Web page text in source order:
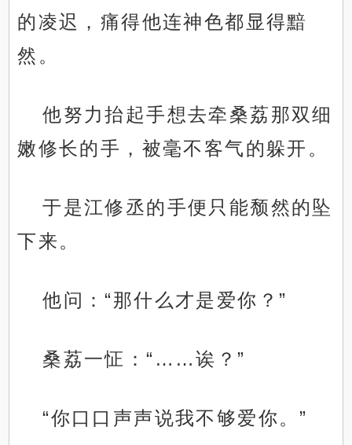
的凌迟，痛得他连神色都显得黯
然。
他努力抬起手想去牵桑荔那双细
嫩修长的手，被毫不客气的躲开。
于是江修丞的手便只能颓然的坠
下来。
他问：“那什么才是爱你？”
桑荔一怔：“……诶？”
“你口口声声说我不够爱你。”